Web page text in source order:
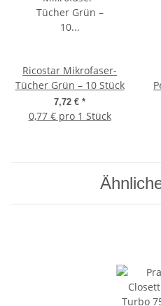
Ricostar Mikrofaser-
Tücher Grün – 10 Stück
7,72 € *
0,77 € pro 1 Stück